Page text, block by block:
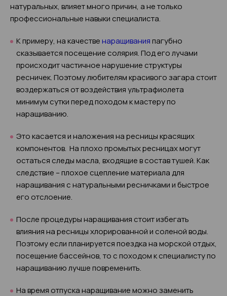
натуральных, влияет много причин, а не только
профессиональные навыки специалиста.
К примеру, на качественаращиванияпагубно
сказывается посещение солярия. Под его лучами
происходит частичное нарушение структуры
ресничек. Поэтому любителям красивого загара стоит
воздержаться от воздействия ультрафиолета
минимум сутки перед походом к мастеру по
наращиванию.
Это касается и наложения на ресницы красящих
компонентов. На плохо промытых ресницах могут
остаться следы масла, входящие в состав тушей. Как
следствие – плохое сцепление материала для
наращивания с натуральными ресничками и быстрое
его отслоение.
После процедуры наращивания стоит избегать
влияния на ресницы хлорированной и соленой воды.
Поэтому если планируется поездка на морской отдых,
посещение бассейнов, то с походом к специалисту по
наращиванию лучше повременить.
На время отпуска наращивание можно заменить